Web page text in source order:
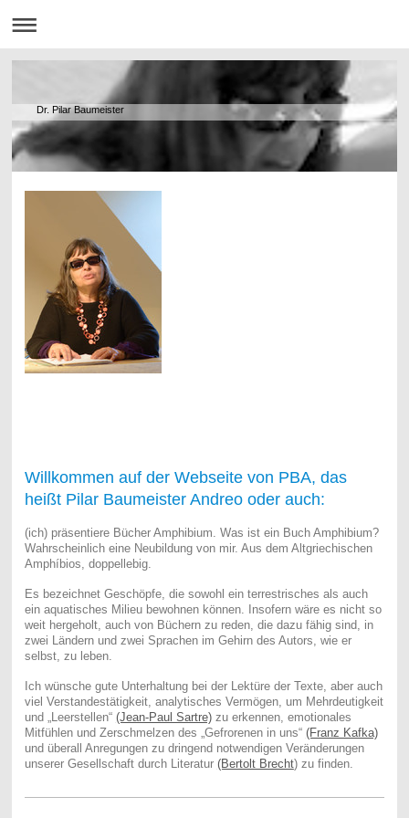
Dr. Pilar Baumeister
Willkommen auf der Webseite von PBA, das
heißt Pilar Baumeister Andreo oder auch:
(ich) präsentiere Bücher Amphibium. Was ist ein Buch Amphibium?
Wahrscheinlich eine Neubildung von mir. Aus dem Altgriechischen
Amphíbios, doppellebig.
Es bezeichnet Geschöpfe, die sowohl ein terrestrisches als auch
ein aquatisches Milieu bewohnen können. Insofern wäre es nicht so
weit hergeholt, auch von Büchern zu reden, die dazu fähig sind, in
zwei Ländern und zwei Sprachen im Gehirn des Autors, wie er
selbst, zu leben.
Ich wünsche gute Unterhaltung bei der Lektüre der Texte, aber auch
viel Verstandestätigkeit, analytisches Vermögen, um Mehrdeutigkeit
und „Leerstellen“ (Jean-Paul Sartre)zu erkennen, emotionales
Mitfühlen und Zerschmelzen des „Gefrorenen in uns“ (Franz Kafka)
und überall Anregungen zu dringend notwendigen Veränderungen
unserer Gesellschaft durch Literatur (Bertolt Brecht) zu finden.